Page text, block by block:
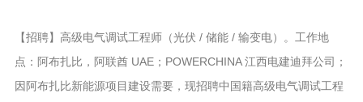
【招聘】高级电气调试工程师（光伏 / 储能 / 输变电）。工作地
点：阿布扎比，阿联酋 UAE；POWERCHINA 江西电建迪拜公司；
因阿布扎比新能源项目建设需要，现招聘中国籍高级电气调试工程